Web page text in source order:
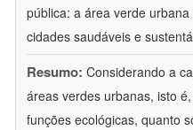
pública: a área verde
cidades saudáveis e
Resumo: Considerando a
áreas verdes urbanas, isto
funções ecológicas, quanto